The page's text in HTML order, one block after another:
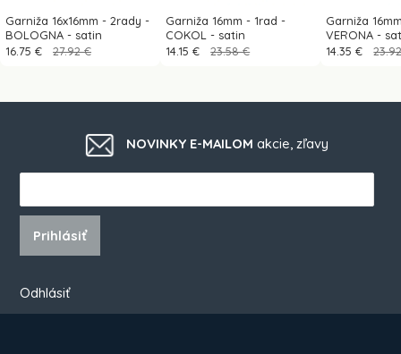
Garniža 16x16mm - 2rady -
BOLOGNA - satin
16.75 € 27.92 €
Garniža 16mm - 1rad -
COKOL - satin
14.15 € 23.58 €
Garniža
VERONA -
14.35 €
NOVINKY E-MAILOM akcie, zľavy
Prihlásiť
Odhlásiť